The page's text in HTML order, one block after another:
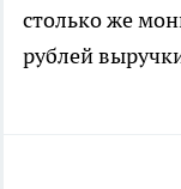
столько же
рублей